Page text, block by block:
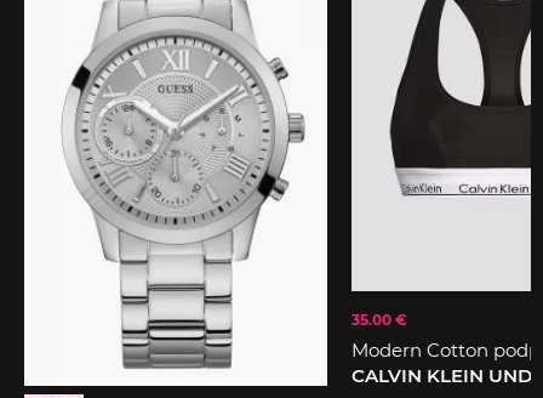
35.00 €
Modern Cotton
CALVIN KLEIN